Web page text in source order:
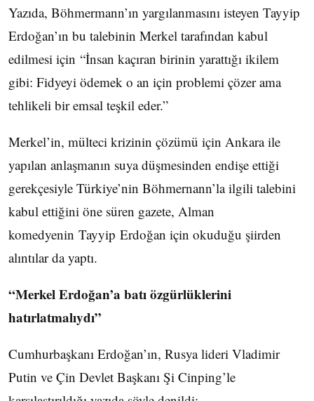
Yazıda, Böhmermann’ın yargılanmasını isteyen Tayyip
Erdoğan’ın bu talebinin Merkel tarafından kabul
edilmesi için “İnsan kaçıran birinin yarattığı ikilem
gibi: Fidyeyi ödemek o an için problemi çözer ama
tehlikeli bir emsal teşkil eder.”
Merkel’in, mülteci krizinin çözümü için Ankara ile
yapılan anlaşmanın suya düşmesinden endişe ettiği
gerekçesiyle Türkiye’nin Böhmernann’la ilgili talebini
kabul ettiğini öne süren gazete, Alman
komedyenin Tayyip Erdoğan için okuduğu şiirden
alıntılar da yaptı.
“Merkel Erdoğan’a batı özgürlüklerini
hatırlatmalıydı”
Cumhurbaşkanı Erdoğan’ın, Rusya lideri Vladimir
Putin ve Çin Devlet Başkanı Şi Cinping’le